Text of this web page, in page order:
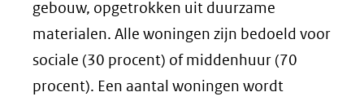
gebouw, opgetrokken uit duurzame
materialen. Alle woningen zijn bedoeld voor
sociale (30 procent) of middenhuur (70
procent). Een aantal woningen wordt